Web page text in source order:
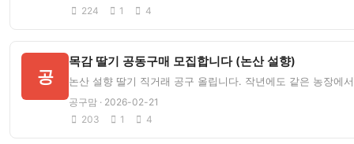
224
1 4
공
목감 딸기 공동구매 모집합니다 (논산 설향)
논산 설향 딸기 직거래 공구 올립니다. 작년에도 같은 농장에
공구맘 · 2026-02-21
203
1 4